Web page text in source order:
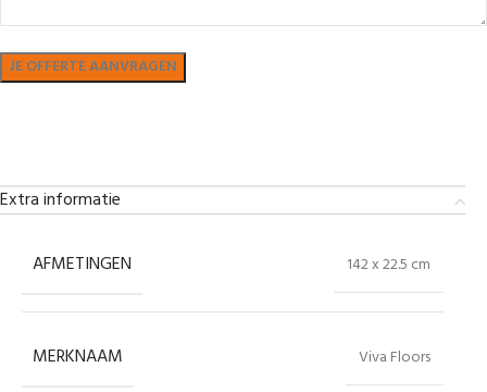
Extra informatie
AFMETINGEN 142 x 22.5 cm
MERKNAAM Viva Floors